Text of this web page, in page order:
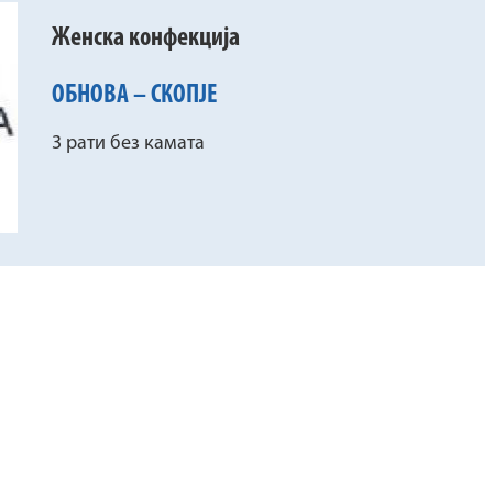
Женска конфекција
ОБНОВА – СКОПЈЕ
3 рати без камата